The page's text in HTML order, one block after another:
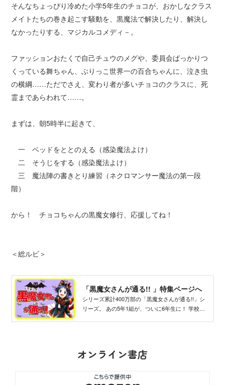
そんなちょっぴり冷めた小学5年生のチョコが、おかしなクラス
メイトたちの巻き起こす騒動を、黒魔法で解決したり、解決し
なかったりする、マジカルコメディ－。
ファッションおたくで自己チュウのメグや、委員会ばっかりつ
くっている舞ちゃん、ぶりっこ世界一の百合ちゃんに、泣き虫
の横綱……ただでさえ、変わり者が多いチョコのクラスに、死
霊まであらわれて……。
まずは、朝5時半に起きて、
一 ベッドをととのえる（感染魔法よけ）
二 そうじをする（感染魔法よけ）
三 魔法陣の書きとり練習（ネクロマンサー魔法の第一段
階）
から！ チョコちゃんの黒魔女修行、応援してね！
＜総ルビ＞
「黒魔女さんが通る!! 」特集ページへ
シリーズ累計400万部の「黒魔女さんが通る!!」シ
リーズ。 あの5年1組が、ついに6年生に！ 学校で
オンライン書店